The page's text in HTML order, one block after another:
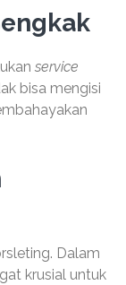
service
bisa mengisi
Dalam
krusial untuk